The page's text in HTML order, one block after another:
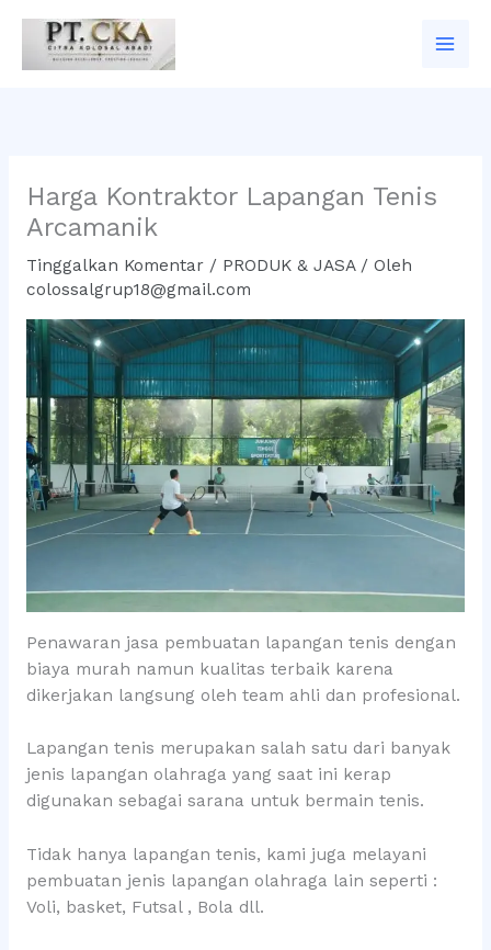
konten
Harga Kontraktor Lapangan Tenis
Arcamanik
Tinggalkan Komentar / PRODUK & JASA/ Oleh
colossalgrup18@gmail.com
Penawaran jasa pembuatan lapangan tenis dengan
biaya murah namun kualitas terbaik karena
dikerjakan langsung oleh team ahli dan profesional.
Lapangan tenis merupakan salah satu dari banyak
jenis lapangan olahraga yang saat ini kerap
digunakan sebagai sarana untuk bermain tenis.
Tidak hanya lapangan tenis, kami juga melayani
pembuatan jenis lapangan olahraga lain seperti :
Voli, basket, Futsal , Bola dll.